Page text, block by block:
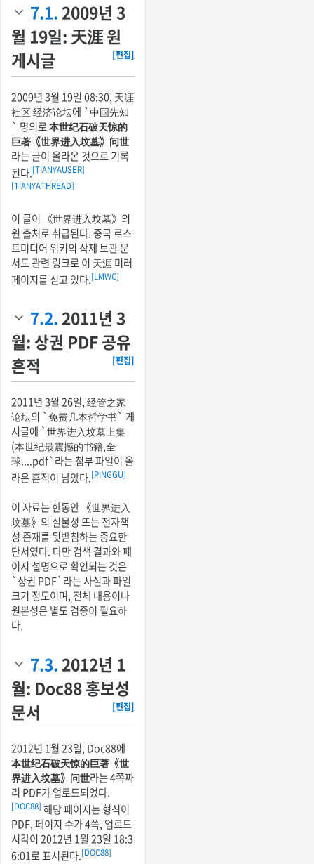
7.1. 2009년 3
월 19일: 天涯 원
게시글
[편집]
2009년 3월 19일 08:30, 天涯
社区 经济论坛에 `中国先知
` 명의로本世纪石破天惊的
巨著《世界进入坟墓》问世
라는 글이 올라온 것으로 기록
된다.[TIANYAUSER]
[TIANYATHREAD]
이 글이 《世界进入坟墓》의
원 출처로 취급된다. 중국 로스
트미디어 위키의 삭제 보관 문
서도 관련 링크로 이 天涯 미러
페이지를 싣고 있다.[LMWC]
7.2. 2011년 3
월: 상권 PDF 공유
흔적
[편집]
2011년 3월 26일, 经管之家
论坛의 `免费几本哲学书` 게
시글에 `世界进入坟墓上集
(本世纪最震撼的书籍,全
球....pdf`라는 첨부 파일이 올
라온 흔적이 남았다.[PINGGU]
이 자료는 한동안 《世界进入
坟墓》의 실물성 또는 전자책
성 존재를 뒷받침하는 중요한
단서였다. 다만 검색 결과와 페
이지 설명으로 확인되는 것은
`상권 PDF`라는 사실과 파일
크기 정도이며, 전체 내용이나
원본성은 별도 검증이 필요하
다.
7.3. 2012년 1
월: Doc88 홍보성
문서
[편집]
2012년 1월 23일, Doc88에
本世纪石破天惊的巨著《世
界进入坟墓》问世라는 4쪽짜
리 PDF가 업로드되었다.
[DOC88] 해당 페이지는 형식이
PDF, 페이지 수가 4쪽, 업로드
시각이 2012년 1월 23일 18:3
6:01로 표시된다.[DOC88]